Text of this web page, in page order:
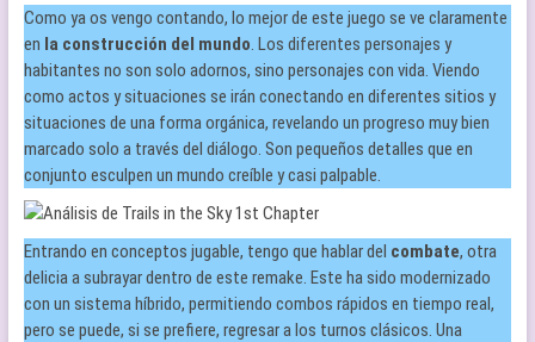
Como ya os vengo contando, lo mejor de este juego se ve claramente
en la construcción del mundo. Los diferentes personajes y
habitantes no son solo adornos, sino personajes con vida. Viendo
como actos y situaciones se irán conectando en diferentes sitios y
situaciones de una forma orgánica, revelando un progreso muy bien
marcado solo a través del diálogo. Son pequeños detalles que en
conjunto esculpen un mundo creíble y casi palpable.
Entrando en conceptos jugable, tengo que hablar del combate, otra
delicia a subrayar dentro de este remake. Este ha sido modernizado
con un sistema híbrido, permitiendo combos rápidos en tiempo real,
pero se puede, si se prefiere, regresar a los turnos clásicos. Una